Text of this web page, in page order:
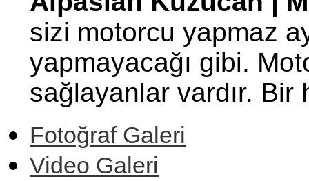
sizi motorcu yapmaz
yapmayacağı gibi.
sağlayanlar vardır.
Fotoğraf Galeri
Video Galeri